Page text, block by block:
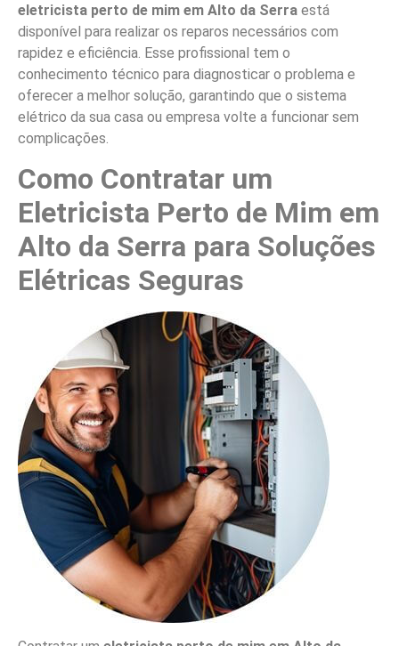
eletricista perto de mim em Alto da Serra está
disponível para realizar os reparos necessários com
rapidez e eficiência. Esse profissional tem o
conhecimento técnico para diagnosticar o problema e
oferecer a melhor solução, garantindo que o sistema
elétrico da sua casa ou empresa volte a funcionar sem
complicações.
Como Contratar um
Eletricista Perto de Mim em
Alto da Serra para Soluções
Elétricas Seguras